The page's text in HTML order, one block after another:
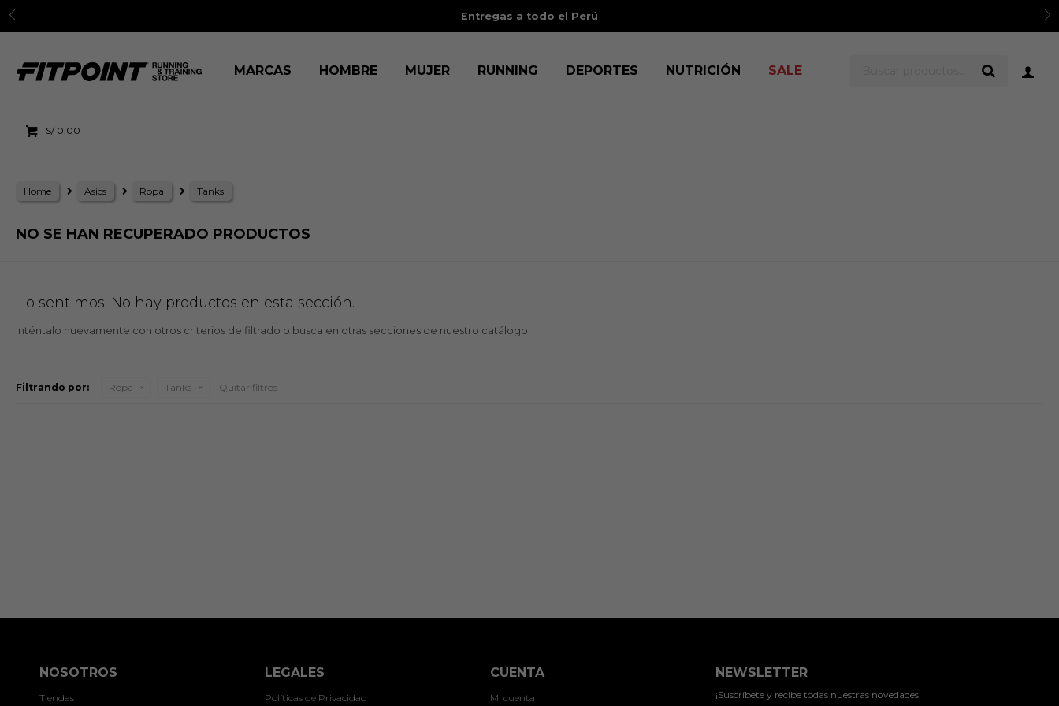
Entregas a todo el Perú
MARCAS HOMBRE MUJER RUNNING DEPORTES NUTRICIÓN SALE
S/ 0.00
Home Asics Ropa Tanks
NO SE HAN RECUPERADO PRODUCTOS
¡Lo sentimos! No hay productos en esta sección.
Inténtalo nuevamente con otros criterios de filtrado o busca en otras secciones de nuestro catálogo.
Filtrando por: Ropa Tanks Quitar filtros
NOSOTROS
Tiendas
LEGALES
Políticas de Privacidad
CUENTA
Mi cuenta
NEWSLETTER
¡Suscríbete y recibe todas nuestras novedades!